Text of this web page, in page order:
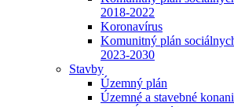
2018-2022
Koronavírus
Komunitný plán
2023-2030
Stavby
Územný plán
Územné a stavebné